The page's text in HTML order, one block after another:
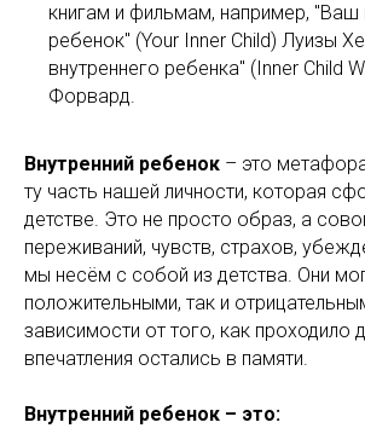
книгам и фильмам, например, "Ваш
ребенок" (Your Inner Child) Луизы
внутреннего ребенка" (Inner Child
Форвард.
Внутренний ребенок – это
ту часть нашей личности, которая
детстве. Это не просто образ, а
переживаний, чувств, страхов,
мы несём с собой из детства. Они
положительными, так и
зависимости от того, как проходило
впечатления остались в памяти.
Внутренний ребенок – это: